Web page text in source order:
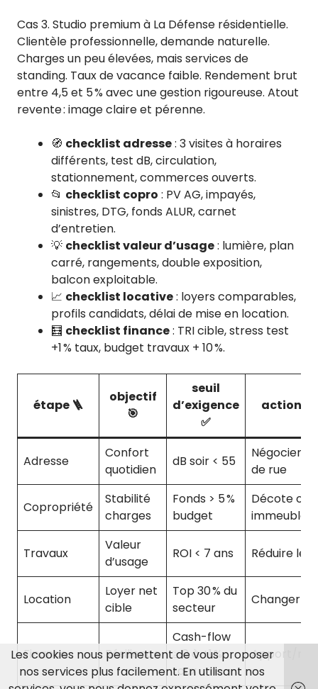
Cas 3. Studio premium à La Défense résidentielle.
Clientèle professionnelle, demande naturelle.
Charges un peu élevées, mais services de
standing. Taux de vacance faible. Rendement brut
entre 4,5 et 5 % avec une gestion rigoureuse. Atout
revente : image claire et pérenne.
🧭 checklist adresse: 3 visites à horaires
différents, test dB, circulation,
stationnement, commerces ouverts.
📂 checklist copro : PV AG, impayés,
sinistres, DTG, fonds ALUR, carnet
d’entretien.
💡 checklist valeur d’usage: lumière, plan
carré, rangements, double exposition,
balcon exploitable.
📈 checklist locative: loyers comparables,
profils candidats, délai de mise en location.
🧮 checklist finance: TRI cible, stress test
+1 % taux, budget travaux + 10 %.
étape 🪜
objectif
🎯
seuil
d’exigence
✅
action si
Adresse
Confort
quotidien
dB soir < 55
Négocier
de rue
Copropriété
Stabilité
charges
Fonds > 5 %
budget
Décote ou
immeuble
Travaux
Valeur
d’usage
ROI < 7 ans Réduire le
Location
Loyer net
cible
Top 30 % du
secteur
Changer
Finance Résilience
Cash-flow
≥ 0 à +1 %
taux
Apport/
Les cookies nous permettent de vous proposer
nos services plus facilement. En utilisant nos